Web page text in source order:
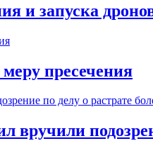
и запуска
пресечения